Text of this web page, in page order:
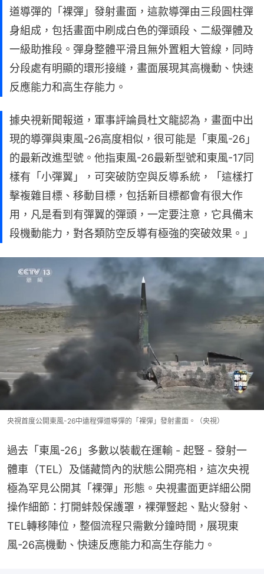
道導彈的「裸彈」發射畫面，這款導彈由三段圓柱彈
身組成，包括畫面中刷成白色的彈頭段、二級彈體及
一級助推段。彈身整體平滑且無外置粗大管線，同時
分段處有明顯的環形接縫，畫面展現其高機動、快速
反應能力和高生存能力。
據央視新聞報道，軍事評論員杜文龍認為，畫面中出
現的導彈與東風-26高度相似，很可能是「東風-26」
的最新改進型號。他指東風-26最新型號和東風-17同
樣有「小彈翼」，可突破防空與反導系統，「這樣打
擊複雜目標、移動目標，包括新目標都會有很大作
用，凡是看到有彈翼的彈頭，一定要注意，它具備末
段機動能力，對各類防空反導有極強的突破效果。」
央視首度公開東風-26中遠程彈道導彈的「裸彈」發射畫面。（央視）
過去「東風-26」多數以裝載在運輸 - 起豎 - 發射一
體車（TEL）及儲藏筒內的狀態公開亮相，這次央視
極為罕見公開其「裸彈」形態。央視畫面更詳細公開
操作細節：打開蚌殼保護罩，裸彈豎起、點火發射、
TEL轉移陣位，整個流程只需數分鐘時間，展現東
風-26高機動、快速反應能力和高生存能力。